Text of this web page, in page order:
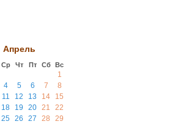
Апрель
Ср Чт Пт Сб Вс
1
4 5 6 7
8
11 12 13 14
15
18 19 20 21
22
25 26 27 28
29